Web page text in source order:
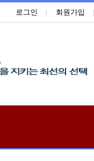
로그인 회원가입